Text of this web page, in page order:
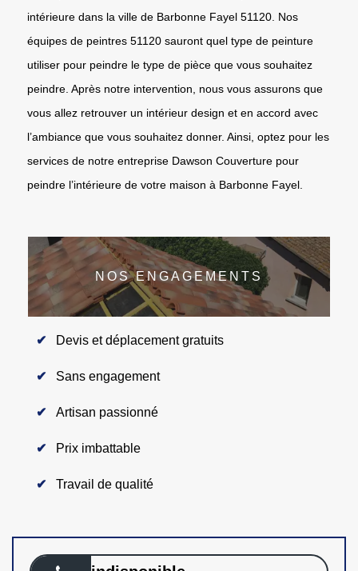
intérieure dans la ville de Barbonne Fayel 51120. Nos
équipes de peintres 51120 sauront quel type de peinture
utiliser pour peindre le type de pièce que vous souhaitez
peindre. Après notre intervention, nous vous assurons que
vous allez retrouver un intérieur design et en accord avec
l’ambiance que vous souhaitez donner. Ainsi, optez pour les
services de notre entreprise Dawson Couverture pour
peindre l’intérieure de votre maison à Barbonne Fayel.
NOS ENGAGEMENTS
Devis et déplacement gratuits
Sans engagement
Artisan passionné
Prix imbattable
Travail de qualité